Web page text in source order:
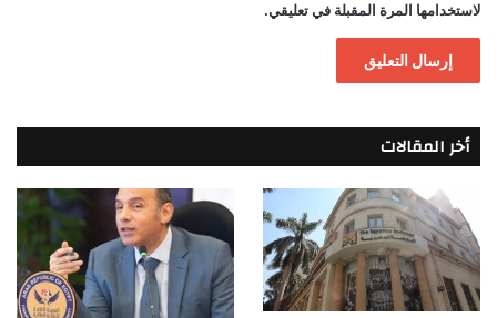
لاستخدامها المرة المقبلة في تعليقي.
أخر المقالات